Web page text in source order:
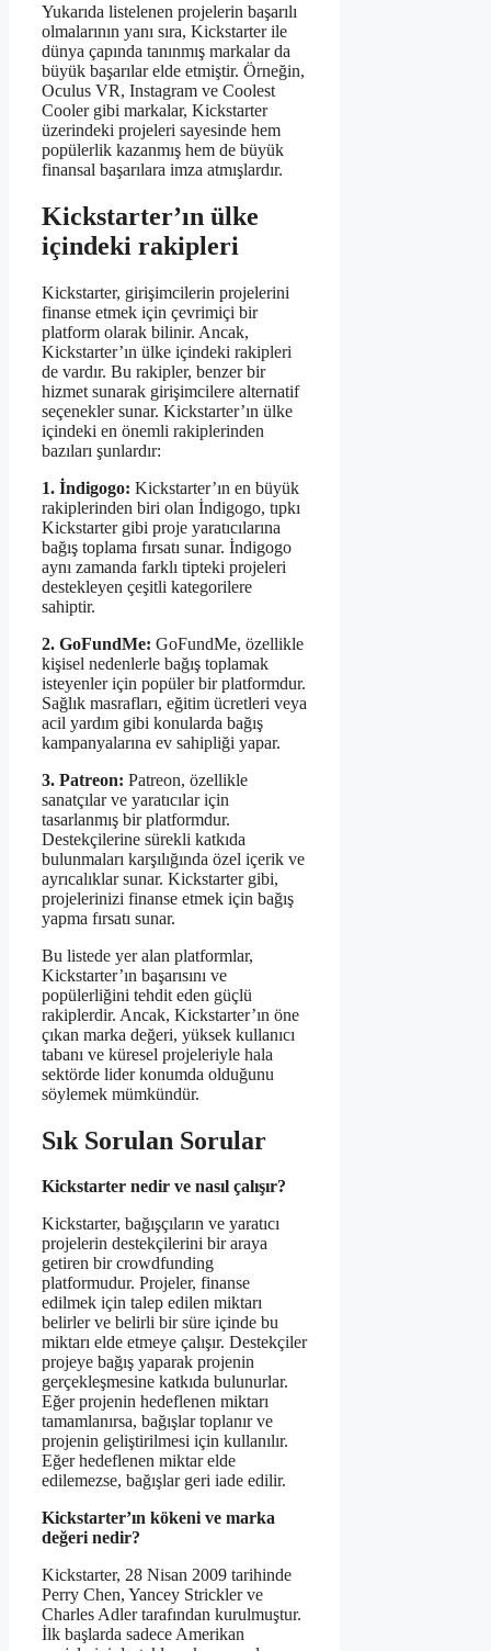
Yukarıda listelenen projelerin başarılı
olmalarının yanı sıra, Kickstarter ile
dünya çapında tanınmış markalar da
büyük başarılar elde etmiştir. Örneğin,
Oculus VR, Instagram ve Coolest
Cooler gibi markalar, Kickstarter
üzerindeki projeleri sayesinde hem
popülerlik kazanmış hem de büyük
finansal başarılara imza atmışlardır.
Kickstarter’ın ülke
içindeki rakipleri
Kickstarter, girişimcilerin projelerini
finanse etmek için çevrimiçi bir
platform olarak bilinir. Ancak,
Kickstarter’ın ülke içindeki rakipleri
de vardır. Bu rakipler, benzer bir
hizmet sunarak girişimcilere alternatif
seçenekler sunar. Kickstarter’ın ülke
içindeki en önemli rakiplerinden
bazıları şunlardır:
1. İndigogo: Kickstarter’ın en büyük
rakiplerinden biri olan İndigogo, tıpkı
Kickstarter gibi proje yaratıcılarına
bağış toplama fırsatı sunar. İndigogo
aynı zamanda farklı tipteki projeleri
destekleyen çeşitli kategorilere
sahiptir.
2. GoFundMe: GoFundMe, özellikle
kişisel nedenlerle bağış toplamak
isteyenler için popüler bir platformdur.
Sağlık masrafları, eğitim ücretleri veya
acil yardım gibi konularda bağış
kampanyalarına ev sahipliği yapar.
3. Patreon: Patreon, özellikle
sanatçılar ve yaratıcılar için
tasarlanmış bir platformdur.
Destekçilerine sürekli katkıda
bulunmaları karşılığında özel içerik ve
ayrıcalıklar sunar. Kickstarter gibi,
projelerinizi finanse etmek için bağış
yapma fırsatı sunar.
Bu listede yer alan platformlar,
Kickstarter’ın başarısını ve
popülerliğini tehdit eden güçlü
rakiplerdir. Ancak, Kickstarter’ın öne
çıkan marka değeri, yüksek kullanıcı
tabanı ve küresel projeleriyle hala
sektörde lider konumda olduğunu
söylemek mümkündür.
Sık Sorulan Sorular
Kickstarter nedir ve nasıl çalışır?
Kickstarter, bağışçıların ve yaratıcı
projelerin destekçilerini bir araya
getiren bir crowdfunding
platformudur. Projeler, finanse
edilmek için talep edilen miktarı
belirler ve belirli bir süre içinde bu
miktarı elde etmeye çalışır. Destekçiler
projeye bağış yaparak projenin
gerçekleşmesine katkıda bulunurlar.
Eğer projenin hedeflenen miktarı
tamamlanırsa, bağışlar toplanır ve
projenin geliştirilmesi için kullanılır.
Eğer hedeflenen miktar elde
edilemezse, bağışlar geri iade edilir.
Kickstarter’ın kökeni ve marka
değeri nedir?
Kickstarter, 28 Nisan 2009 tarihinde
Perry Chen, Yancey Strickler ve
Charles Adler tarafından kurulmuştur.
İlk başlarda sadece Amerikan